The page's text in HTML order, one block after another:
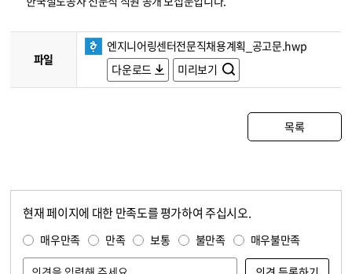
파일
엔지니어링센터전문직채용계획_공고문.hwp
다운로드
미리보기
목록
현재 페이지에 대한 만족도를 평가하여 주십시오.
매우만족 만족 보통 불만족 매우불만족